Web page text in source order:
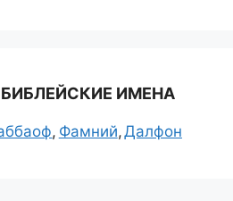
ИМЕНА
Фамний Далфон